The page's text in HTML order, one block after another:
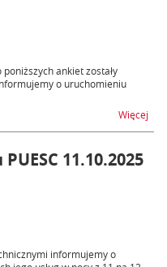
ankiet zostały
o uruchomieniu
Więcej
11.10.2025
informujemy o